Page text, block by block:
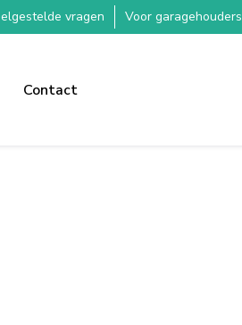
vragen Voor garagehouders
Contact